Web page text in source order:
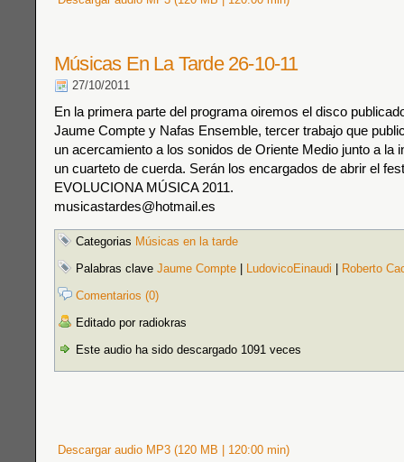
Músicas En La Tarde 26-10-11
27/10/2011
En la primera parte del programa oiremos el disco
Jaume Compte y Nafas Ensemble, tercer trabajo que
un acercamiento a los sonidos de Oriente Medio junto a la
un cuarteto de cuerda. Serán los encargados de abrir el
EVOLUCIONA MÚSICA 2011.
musicastardes@hotmail.es
Categorias Músicas en la tarde
Palabras clave Jaume Compte LudovicoEinaudi
Roberto
Comentarios (0)
Editado por radiokras
Este audio ha sido descargado 1091 veces
Descargar audio MP3 (120 MB | 120:00 min)